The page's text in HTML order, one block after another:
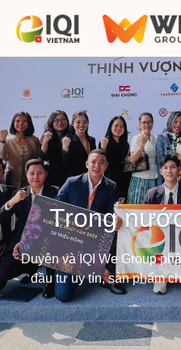
Trong
Duyên và IQI We Group
đầu tư uy tín, sản phẩm